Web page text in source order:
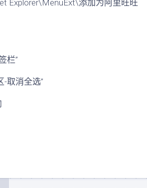
Explorer\MenuExt\添加为阿里旺旺
栏”
-取消全选”